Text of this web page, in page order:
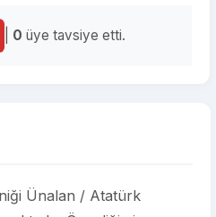
0 üye tavsiye etti.
Ünalan / Atatürk